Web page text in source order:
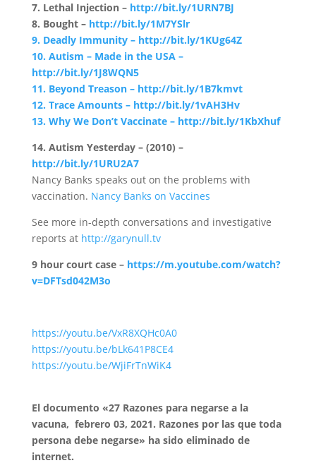
7. Lethal Injection – http://bit.ly/1URN7BJ
8. Bought – http://bit.ly/1M7YSlr
9. Deadly Immunity – http://bit.ly/1KUg64Z
10. Autism – Made in the USA –
http://bit.ly/1J8WQN5
11. Beyond Treason – http://bit.ly/1B7kmvt
12. Trace Amounts – http://bit.ly/1vAH3Hv
13. Why We Don’t Vaccinate – http://bit.ly/1KbXhuf
14. Autism Yesterday – (2010) –
http://bit.ly/1URU2A7
Nancy Banks speaks out on the problems with
vaccination. Nancy Banks on Vaccines
See more in-depth conversations and investigative
reports at http://garynull.tv
9 hour court case – https://m.youtube.com/watch?
v=DFTsd042M3o
https://youtu.be/VxR8XQHc0A0
https://youtu.be/bLk641P8CE4
https://youtu.be/WjiFrTnWiK4
El documento «27 Razones para negarse a la
vacuna, febrero 03, 2021. Razones por las que toda
persona debe negarse» ha sido eliminado de
internet.